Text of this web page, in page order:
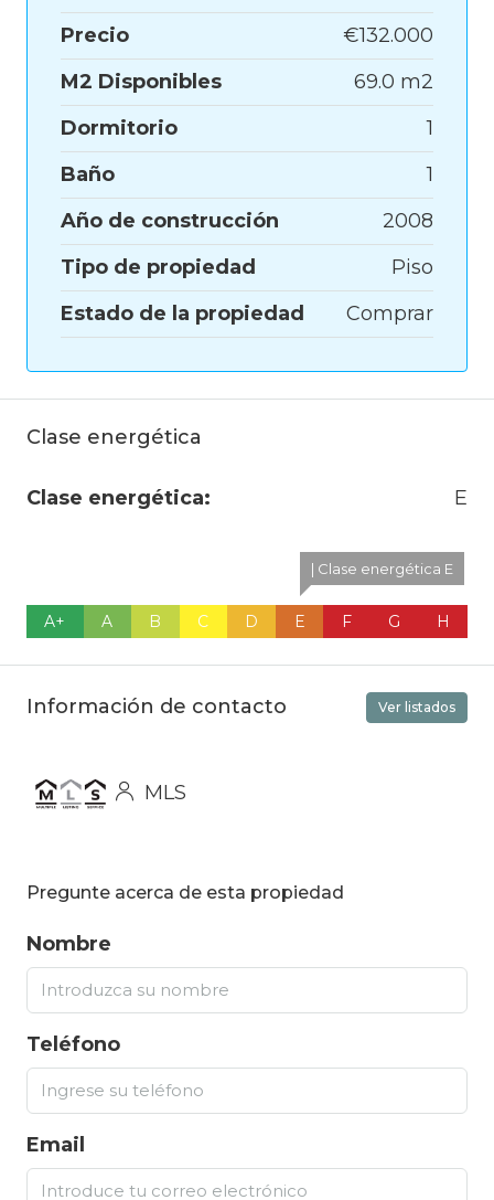
Precio
€132.000
M2 Disponibles
69.0 m2
Dormitorio
1
Baño
1
Año de construcción
2008
Tipo de propiedad
Piso
Estado de la propiedad
Comprar
Clase energética
Clase energética: E
A+ A B C D
| Clase energética E
E F G H
Información de contacto Ver listados
MLS
Pregunte acerca de esta propiedad
Nombre
Teléfono
Email